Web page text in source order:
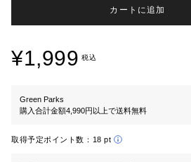
カートに追加
¥1,999 税込
Green Parks
購入合計金額4,990円以上で送料無料
取得予定ポイント数： 18 pt